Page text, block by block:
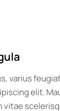
varius
elit.
vitae